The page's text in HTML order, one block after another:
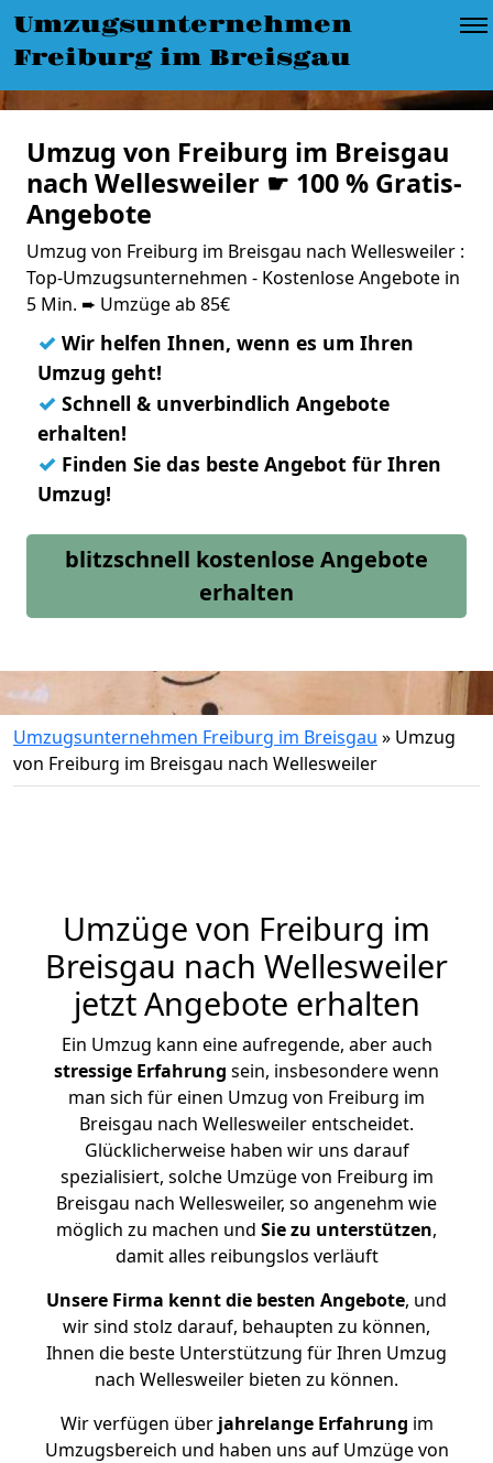
Umzugsunternehmen
Freiburg im Breisgau
Umzug von Freiburg im Breisgau
nach Wellesweiler ☛ 100 % Gratis-
Angebote
Umzug von Freiburg im Breisgau nach Wellesweiler :
Top-Umzugsunternehmen - Kostenlose Angebote in
5 Min. ➨ Umzüge ab 85€
✓ Wir helfen Ihnen, wenn es um Ihren
Umzug geht!
✓ Schnell & unverbindlich Angebote
erhalten!
✓ Finden Sie das beste Angebot für Ihren
Umzug!
blitzschnell kostenlose Angebote
erhalten
Umzugsunternehmen Freiburg im Breisgau » Umzug
von Freiburg im Breisgau nach Wellesweiler
Umzüge von Freiburg im
Breisgau nach Wellesweiler
jetzt Angebote erhalten
Ein Umzug kann eine aufregende, aber auch
stressige Erfahrung sein, insbesondere wenn
man sich für einen Umzug von Freiburg im
Breisgau nach Wellesweiler entscheidet.
Glücklicherweise haben wir uns darauf
spezialisiert, solche Umzüge von Freiburg im
Breisgau nach Wellesweiler, so angenehm wie
möglich zu machen und Sie zu unterstützen,
damit alles reibungslos verläuft
Unsere Firma kennt die besten Angebote, und
wir sind stolz darauf, behaupten zu können,
Ihnen die beste Unterstützung für Ihren Umzug
nach Wellesweiler bieten zu können.
Wir verfügen überjahrelange Erfahrung im
Umzugsbereich und haben uns auf Umzüge von